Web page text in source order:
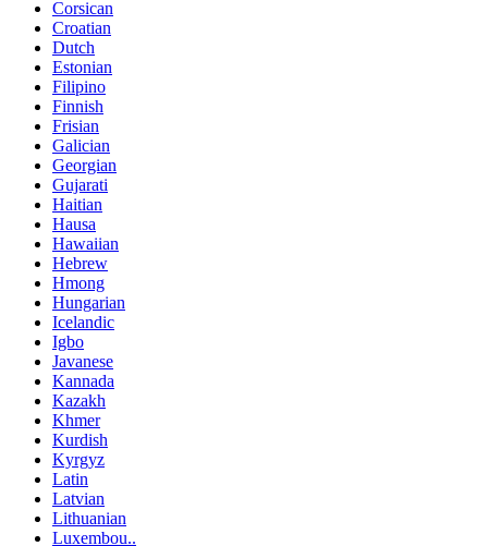
Corsican
Croatian
Dutch
Estonian
Filipino
Finnish
Frisian
Galician
Georgian
Gujarati
Haitian
Hausa
Hawaiian
Hebrew
Hmong
Hungarian
Icelandic
Igbo
Javanese
Kannada
Kazakh
Khmer
Kurdish
Kyrgyz
Latin
Latvian
Lithuanian
Luxembou..